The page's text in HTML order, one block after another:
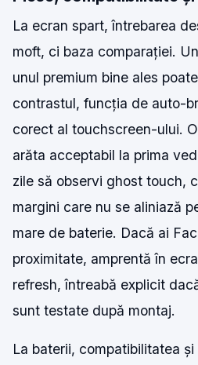
La ecran spart, întrebarea
moft, ci baza comparației.
unul premium bine ales
contrastul, funcția de auto-
corect al touchscreen-ului.
arăta acceptabil la prima
zile să observi ghost touch,
margini care nu se aliniază
mare de baterie. Dacă ai
proximitate, amprentă în
refresh, întreabă explicit
sunt testate după montaj.
La baterii, compatibilitatea